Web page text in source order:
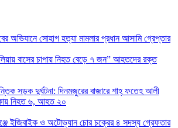
অভিযানে সোহাগ হত্যা মামলার প্রধান আসামি গ্রেপ্তার
বাসের চাপায় নিহত বেড়ে ৭ জন” আহতদের রক্ত
সড়ক দুর্ঘটনা: দিনমজুরের বাজারে শাহ্ ফতেহ আলী
নিহত ৬, আহত ২০
ইজিবাইক ও অটোভ্যান চোর চক্রের ৪ সদস্য গ্রেফতার